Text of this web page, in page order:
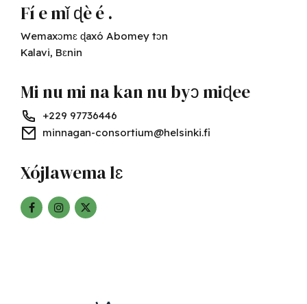
Fí e mǐ ɖè é .
Wemaxɔmɛ ɖaxó Abomey tɔn
Kalavi, Bɛnin
Mi nu mi na kan nu byɔ miɖee
+229 97736446
minnagan-consortium@helsinki.fi
Xójlawema lɛ